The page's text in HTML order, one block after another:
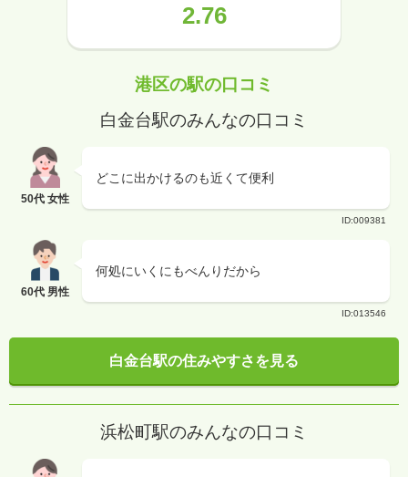
2.76
港区の駅の口コミ
白金台駅のみんなの口コミ
50代 女性
どこに出かけるのも近くて便利
ID:009381
60代 男性
何処にいくにもべんりだから
ID:013546
白金台駅の住みやすさを見る
浜松町駅のみんなの口コミ